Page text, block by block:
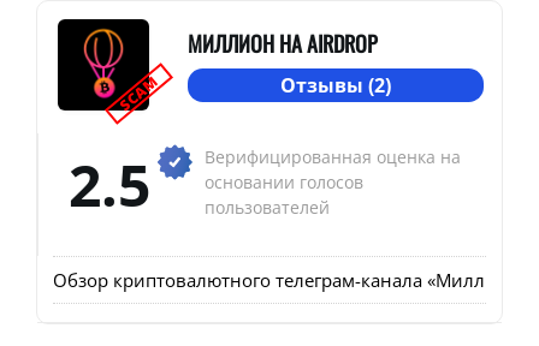
SCAM
МИЛЛИОН НА AIRDROP
Отзывы (2)
2.5
Верифицированная оценка на
основании голосов
пользователей
Обзор криптовалютного телеграм-канала «Миллион